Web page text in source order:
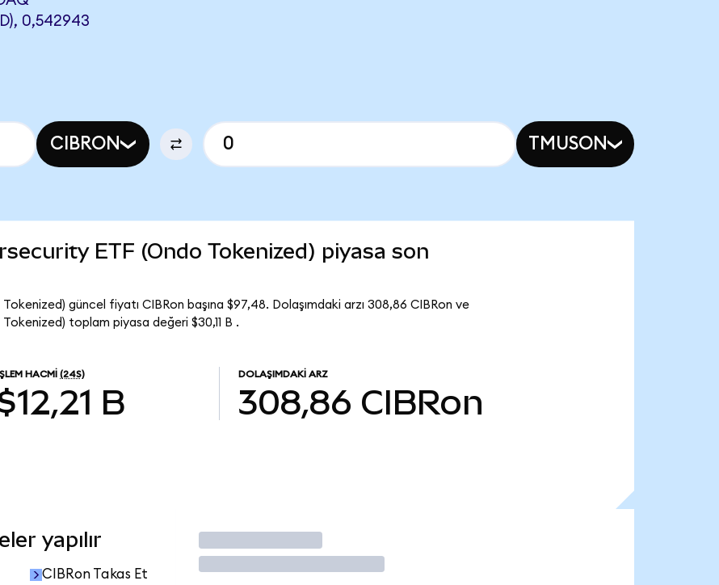
0,542943
CIBRON TMUSON
ETF (Ondo Tokenized) piyasa son
güncel fiyatı CIBRon başına $97,48. Dolaşımdaki arzı 308,86 CIBRon ve
toplam piyasa değeri $30,11 B .
HACMI (24S)
B
DOLAŞIMDAKI ARZ
308,86 CIBRon
yapılır
CIBRon Takas Et
İşlem Yap